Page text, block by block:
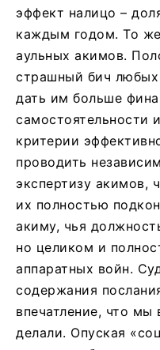
эффект налицо –
каждым годом. То
аульных акимов.
страшный бич
дать им больше
самостоятельности
критерии
проводить
экспертизу акимов,
их полностью
акиму, чья
но целиком и
аппаратных войн.
содержания
впечатление, что мы
делали. Опуская